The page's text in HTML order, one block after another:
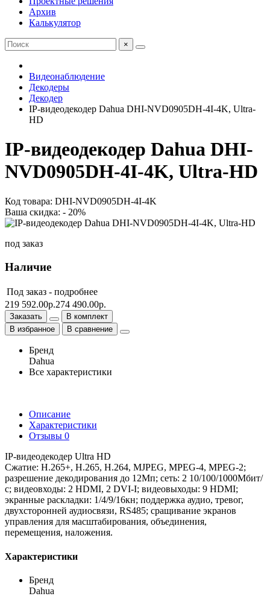
Архив
Калькулятор
×
Видеонаблюдение
Декодеры
Декодер
IP-видеодекодер Dahua DHI-NVD0905DH-4I-4K, Ultra-
HD
IP-видеодекодер Dahua DHI-
NVD0905DH-4I-4K, Ultra-HD
Код товара: DHI-NVD0905DH-4I-4K
Ваша скидка: - 20%
под заказ
Наличие
Под заказ - подробнее
219 592.00р.274 490.00р.
Заказать
В комплект
В избранное
В сравнение
Бренд
Dahua
Все характеристики
Описание
Характеристики
Отзывы 0
IP-видеодекодер Ultra HD
Сжатие: H.265+, H.265, H.264, MJPEG, MPEG-4, MPEG-2;
разрешение декодирования до 12Мп; сеть: 2 10/100/1000Мбит/
с; видеовходы: 2 HDMI, 2 DVI-I; видеовыходы: 9 HDMI;
экранные раскладки: 1/4/9/16кн; поддержка аудио, тревог,
двухсторонней аудиосвязи, RS485; сращивание экранов
управления для масштабирования, объединения,
перемещения, наложения.
Характеристики
Бренд
Dahua